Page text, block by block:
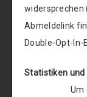
widersprechen
Abmeldelink
Double-Opt-In-
Statistiken
Um